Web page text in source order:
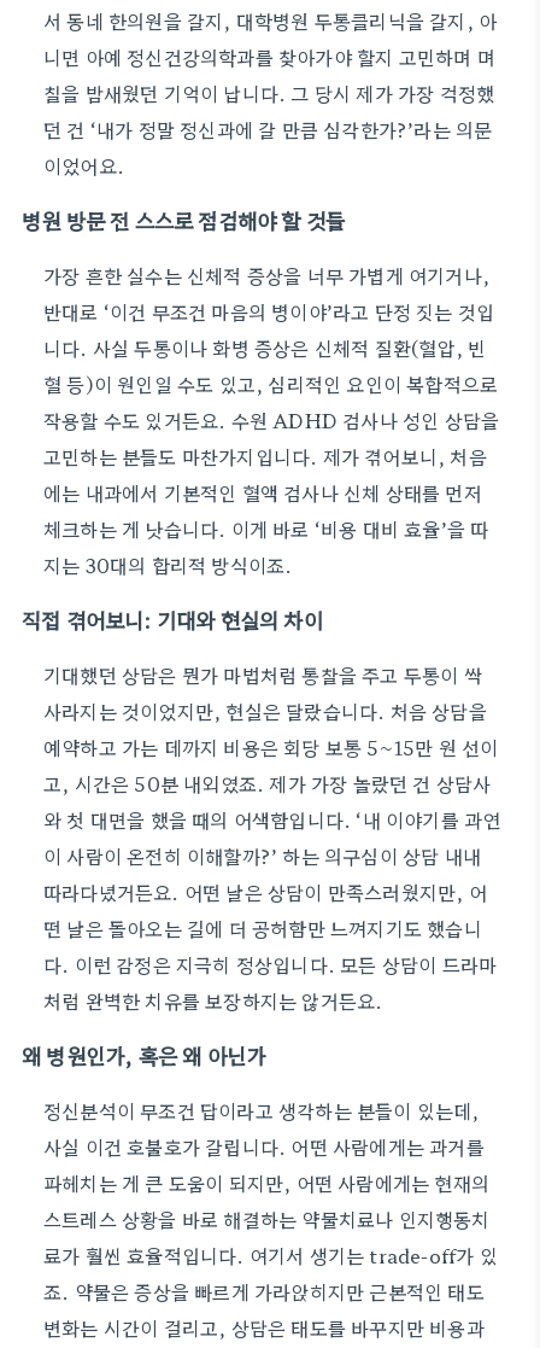
서 동네 한의원을 갈지, 대학병원 두통클리닉을 갈지, 아
니면 아예 정신건강의학과를 찾아가야 할지 고민하며 며
칠을 밤새웠던 기억이 납니다. 그 당시 제가 가장 걱정했
던 건 ‘내가 정말 정신과에 갈 만큼 심각한가?’라는 의문
이었어요.
병원 방문 전 스스로 점검해야 할 것들
가장 흔한 실수는 신체적 증상을 너무 가볍게 여기거나,
반대로 ‘이건 무조건 마음의 병이야’라고 단정 짓는 것입
니다. 사실 두통이나 화병 증상은 신체적 질환(혈압, 빈
혈 등)이 원인일 수도 있고, 심리적인 요인이 복합적으로
작용할 수도 있거든요. 수원 ADHD 검사나 성인 상담을
고민하는 분들도 마찬가지입니다. 제가 겪어보니, 처음
에는 내과에서 기본적인 혈액 검사나 신체 상태를 먼저
체크하는 게 낫습니다. 이게 바로 ‘비용 대비 효율’을 따
지는 30대의 합리적 방식이죠.
직접 겪어보니: 기대와 현실의 차이
기대했던 상담은 뭔가 마법처럼 통찰을 주고 두통이 싹
사라지는 것이었지만, 현실은 달랐습니다. 처음 상담을
예약하고 가는 데까지 비용은 회당 보통 5~15만 원 선이
고, 시간은 50분 내외였죠. 제가 가장 놀랐던 건 상담사
와 첫 대면을 했을 때의 어색함입니다. ‘내 이야기를 과연
이 사람이 온전히 이해할까?’ 하는 의구심이 상담 내내
따라다녔거든요. 어떤 날은 상담이 만족스러웠지만, 어
떤 날은 돌아오는 길에 더 공허함만 느껴지기도 했습니
다. 이런 감정은 지극히 정상입니다. 모든 상담이 드라마
처럼 완벽한 치유를 보장하지는 않거든요.
왜 병원인가, 혹은 왜 아닌가
정신분석이 무조건 답이라고 생각하는 분들이 있는데,
사실 이건 호불호가 갈립니다. 어떤 사람에게는 과거를
파헤치는 게 큰 도움이 되지만, 어떤 사람에게는 현재의
스트레스 상황을 바로 해결하는 약물치료나 인지행동치
료가 훨씬 효율적입니다. 여기서 생기는 trade-off가 있
죠. 약물은 증상을 빠르게 가라앉히지만 근본적인 태도
변화는 시간이 걸리고, 상담은 태도를 바꾸지만 비용과